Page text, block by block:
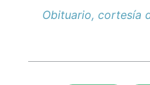
Obituario, cortesía